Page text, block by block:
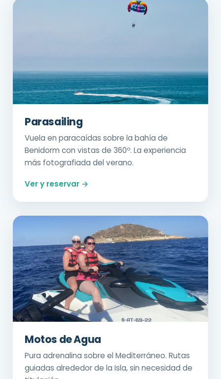
Parasailing
Vuela en paracaídas sobre la bahía de
Benidorm con vistas de 360º. La experiencia
más fotografiada del verano.
Ver y reservar →
Motos de Agua
Pura adrenalina sobre el Mediterráneo. Rutas
guiadas alrededor de la Isla, sin necesidad de